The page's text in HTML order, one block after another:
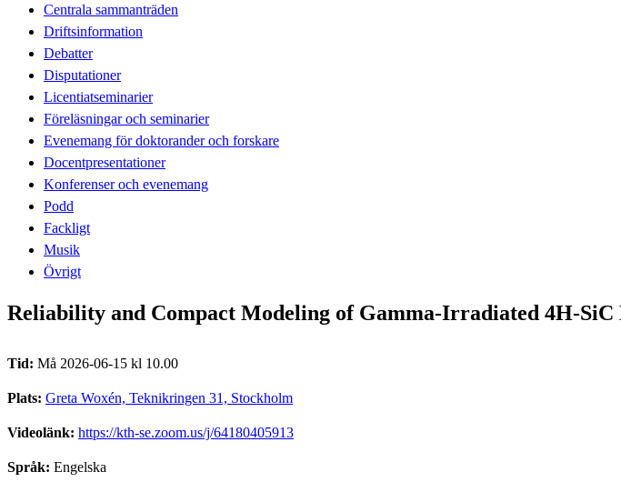
Centrala sammanträden
Driftsinformation
Debatter
Disputationer
Licentiatseminarier
Föreläsningar och seminarier
Evenemang för doktorander och forskare
Docentpresentationer
Konferenser och evenemang
Podd
Fackligt
Musik
Övrigt
Reliability and Compact Modeling of Gamma-Irradiated 4H-
Tid: Må 2026-06-15 kl 10.00
Plats: Greta Woxén, Teknikringen 31, Stockholm
Videolänk: https://kth-se.zoom.us/j/64180405913
Språk: Engelska